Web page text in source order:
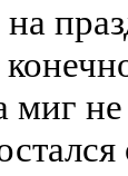
миг